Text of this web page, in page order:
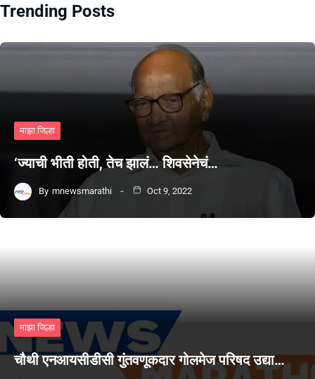
Trending Posts
माझा जिल्हा
‘ज्याची भीती होती, तेच झालं… शिवसेनेचं…
By mnewsmarathi Oct 9, 2022
माझा जिल्हा
चौथी एनआयसीडीसी गुंतवणूकदार गोलमेज परिषद उद्या…